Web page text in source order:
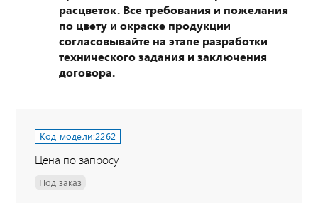
расцветок. Все требования и пожелания
по цвету и окраске продукции
согласовывайте на этапе разработки
технического задания и заключения
договора.
Код модели:2262
Цена по запросу
Под заказ